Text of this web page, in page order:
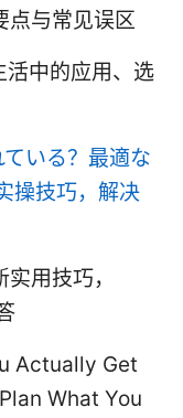
点与常见误区
中的应用、选
いる？最適な
操技巧，解决
用技巧，
Actually Get
What You